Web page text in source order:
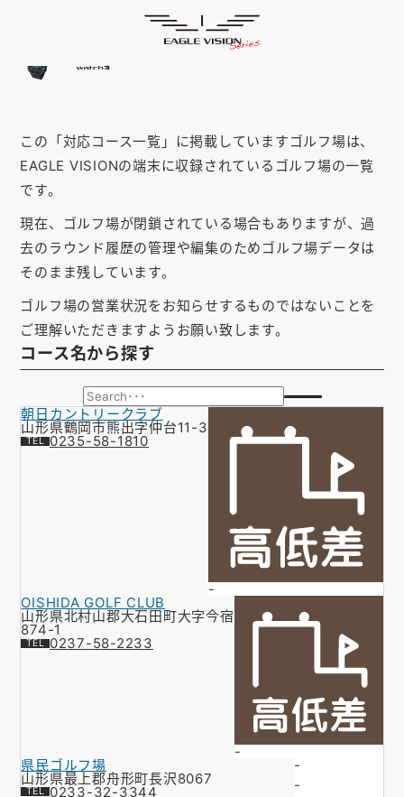
ゴルフナビ
ピンポジ君PIN POSITION
対応コース
EVステーション UPDATE
取扱い店舗 SHOP
サポートSUPPORT
購入する
お知らせ
「山形県」の対応コース
この「対応コース一覧」に掲載していますゴルフ場は、
EAGLE VISIONの端末に収録されているゴルフ場の一覧
です。
現在、ゴルフ場が閉鎖されている場合もありますが、過
去のラウンド履歴の管理や編集のためゴルフ場データは
そのまま残しています。
ゴルフ場の営業状況をお知らせするものではないことを
ご理解いただきますようお願い致します。
コース名から探す
朝日カントリークラブ
山形県鶴岡市熊出字仲台11-3
0235-58-1810
-
OISHIDA GOLF CLUB
山形県北村山郡大石田町大字今宿
874-1
0237-58-2233
-
県民ゴルフ場
山形県最上郡舟形町長沢8067
0233-32-3344
-
-